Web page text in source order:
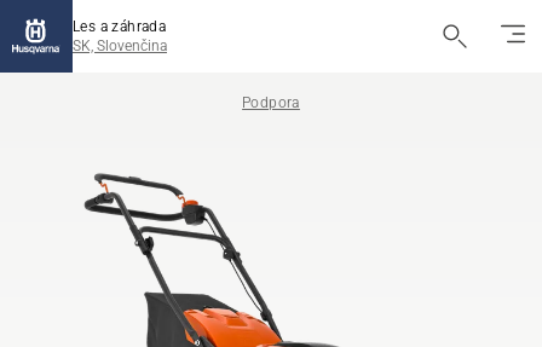
Les a záhrada
SK, Slovenčina
Podpora